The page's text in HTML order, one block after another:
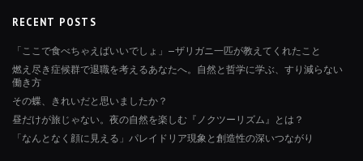
RECENT POSTS
「ここで食べちゃえばいいでしょ」—ザリガニ一匹が教えてくれたこと
燃え尽き症候群で退職を考えるあなたへ。自然と哲学に学ぶ、すり減らない
働き方
その蝶、きれいだと思いましたか？
昼だけが旅じゃない。夜の自然を楽しむ『ノクツーリズム』とは？
「なんとなく顔に見える」パレイドリア現象と創造性の深いつながり